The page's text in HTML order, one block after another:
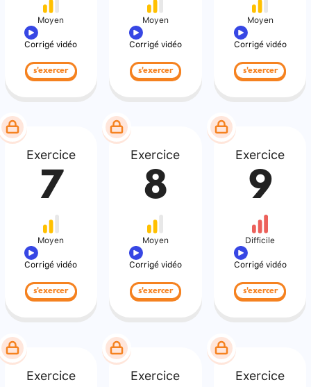
Moyen
Corrigé vidéo
s'exercer
Moyen
Corrigé vidéo
s'exercer
Moyen
Corrigé vidéo
s'exercer
Exercice
7
Moyen
Corrigé vidéo
s'exercer
Exercice
8
Moyen
Corrigé vidéo
s'exercer
Exercice
9
Difficile
Corrigé vidéo
s'exercer
Exercice Exercice Exercice